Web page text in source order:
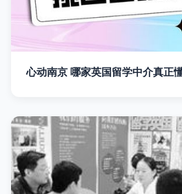
心动南京 哪家英国留学中介真正